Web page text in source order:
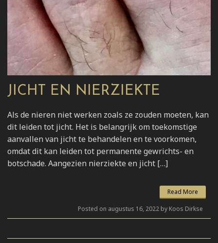
JICHT EN NIERZIEKTE
Als de nieren niet werken zoals ze zouden moeten, kan
dit leiden tot jicht. Het is belangrijk om toekomstige
aanvallen van jicht te behandelen en te voorkomen,
omdat dit kan leiden tot permanente gewrichts- en
botschade. Aangezien nierziekte en jicht […]
Read More
Posted on augustus 16, 2022 by Koos Dirkse